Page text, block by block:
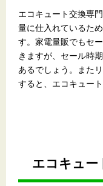
エコキュート交換専
量に仕入れているた
す。家電量販でもセ
きますが、セール時
あるでしょう。また
すると、エコキュー
エコキュー